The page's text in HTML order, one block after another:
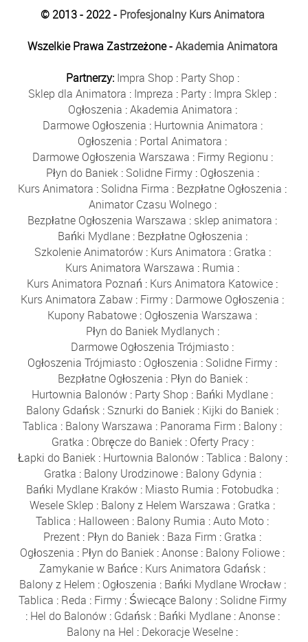
© 2013 - 2022 - Profesjonalny Kurs Animatora
Wszelkie Prawa Zastrzeżone -Akademia Animatora
Partnerzy: Impra Shop : Party Shop :
Sklep dla Animatora : Impreza : Party : Impra Sklep :
Ogłoszenia :Akademia Animatora :
Darmowe Ogłoszenia : Hurtownia Animatora :
Ogłoszenia : Portal Animatora :
Darmowe Ogłoszenia Warszawa : Firmy Regionu :
Płyn do Baniek: Solidne Firmy: Ogłoszenia :
Kurs Animatora : Solidna Firma : Bezpłatne Ogłoszenia :
Animator Czasu Wolnego:
Bezpłatne Ogłoszenia Warszawa : sklep animatora :
Bańki Mydlane: Bezpłatne Ogłoszenia :
Szkolenie Animatorów: Kurs Animatora : Gratka :
Kurs Animatora Warszawa : Rumia :
Kurs Animatora Poznań : Kurs Animatora Katowice :
Kurs Animatora Zabaw : Firmy : Darmowe Ogłoszenia :
Kupony Rabatowe : Ogłoszenia Warszawa :
Płyn do Baniek Mydlanych :
Darmowe Ogłoszenia Trójmiasto :
Ogłoszenia Trójmiasto : Ogłoszenia : Solidne Firmy :
Bezpłatne Ogłoszenia : Płyn do Baniek:
Hurtownia Balonów : Party Shop : Bańki Mydlane :
Balony Gdańsk : Sznurki do Baniek : Kijki do Baniek :
Tablica : Balony Warszawa : Panorama Firm : Balony :
Gratka : Obręcze do Baniek: Oferty Pracy:
Łapki do Baniek: Hurtownia Balonów:Tablica : Balony:
Gratka : Balony Urodzinowe: Balony Gdynia :
Bańki Mydlane Kraków : Miasto Rumia : Fotobudka :
Wesele Sklep : Balony z Helem Warszawa : Gratka :
Tablica : Halloween : Balony Rumia :Auto Moto :
Prezent : Płyn do Baniek : Baza Firm : Gratka :
Ogłoszenia : Płyn do Baniek :Anonse : Balony Foliowe :
Zamykanie w Bańce : Kurs Animatora Gdańsk :
Balony z Helem : Ogłoszenia : Bańki Mydlane Wrocław:
Tablica : Reda : Firmy: Świecące Balony: Solidne Firmy
: Hel do Balonów: Gdańsk: Bańki Mydlane:Anonse:
Balony na Hel : Dekoracje Weselne :